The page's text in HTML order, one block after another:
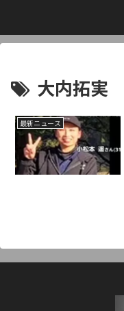
大内拓実
最新ニュース